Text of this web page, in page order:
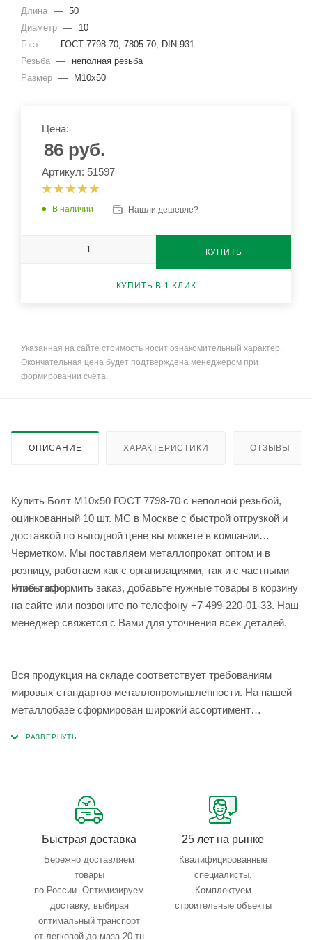
Длина — 50
Диаметр —
10
Гост —
ГОСТ 7798-70, 7805-70, DIN 931
Резьба —
неполная резьба
Размер — М10x50
Цена:
86 руб.
Артикул: 51597
В наличии Нашли дешевле?
КУПИТЬ
КУПИТЬ В 1 КЛИК
Указанная на сайте стоимость носит ознакомительный характер.
Окончательная цена будет подтверждена менеджером при
формировании счёта.
ОПИСАНИЕ ХАРАКТЕРИСТИКИ ОТЗЫВЫ
Купить Болт М10x50 ГОСТ 7798-70 с неполной резьбой,
оцинкованный 10 шт. МС в Москве с быстрой отгрузкой и
доставкой по выгодной цене вы можете в компании
Черметком. Мы поставляем металлопрокат оптом и в
розницу, работаем как с организациями, так и с частными
клиентами.
Чтобы оформить заказ, добавьте нужные товары в корзину
на сайте или позвоните по телефону +7 499-220-01-33. Наш
менеджер свяжется с Вами для уточнения всех деталей.
Вся продукция на складе соответствует требованиям
мировых стандартов металлопромышленности. На нашей
металлобазе сформирован широкий ассортимент
Быстрая доставка
Бережно доставляем
товары
по России. Оптимизируем
доставку, выбирая
оптимальный транспорт
от легковой до маза 20 тн
25 лет на рынке
Квалифицированные
специалисты.
Комплектуем
строительные объекты